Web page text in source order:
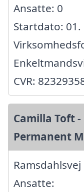
Ansatte: 0
Startdato:
CVR:
Camilla Toft
Permanent
Ramsdahlsvej
Ansatte: